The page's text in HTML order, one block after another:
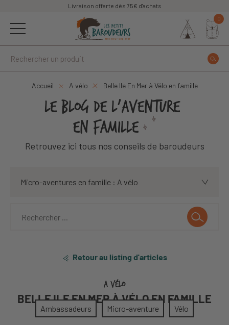
Livraison offerte dès 75€ d'achats
0
Accueil A vélo Belle Ile En Mer à Vélo en famille
LE BLOG DE L'AVENTURE
EN FAMILLE
Retrouvez ici tous nos conseils de baroudeurs
Micro-aventures en famille : A vélo
Retour au listing d'articles
A VÉLO
BELLE ILE EN MER À VÉLO EN FAMILLE
Ambassadeurs Micro-aventure Vélo